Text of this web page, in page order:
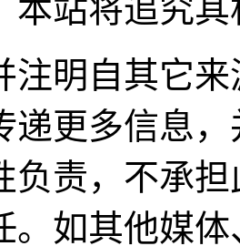
本站将追究
注明自其它
递更多信息
负责，不承
。如其他媒